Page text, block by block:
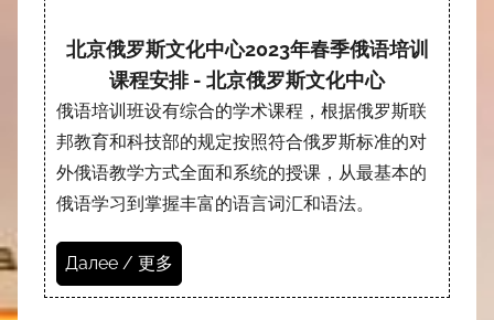
北京俄罗斯文化中心2023年春季俄语培训
课程安排 - 北京俄罗斯文化中心
俄语培训班设有综合的学术课程，根据俄罗斯联
邦教育和科技部的规定按照符合俄罗斯标准的对
外俄语教学方式全面和系统的授课，从最基本的
俄语学习到掌握丰富的语言词汇和语法。
Далее / 更多